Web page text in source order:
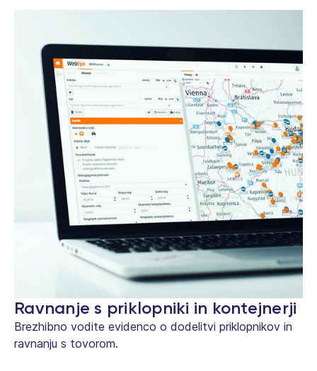
Ravnanje s priklopniki in kontejnerji
Brezhibno vodite evidenco o dodelitvi priklopnikov in
ravnanju s tovorom.